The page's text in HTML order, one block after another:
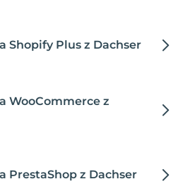
Shopify Plus z Dachser
WooCommerce z
PrestaShop z Dachser